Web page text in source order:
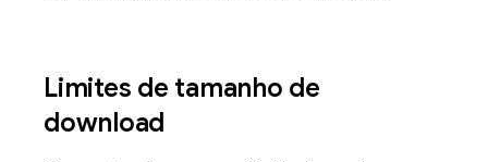
Limites de tamanho de
download